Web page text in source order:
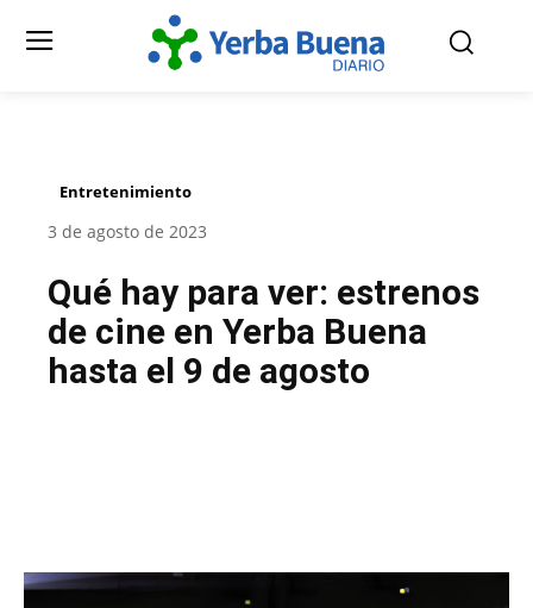
Entretenimiento
3 de agosto de 2023
Qué hay para ver: estrenos
de cine en Yerba Buena
hasta el 9 de agosto